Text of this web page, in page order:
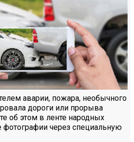
аварии, пожара, необычного
дороги или прорыва
об этом в ленте народных
фотографии через специальную